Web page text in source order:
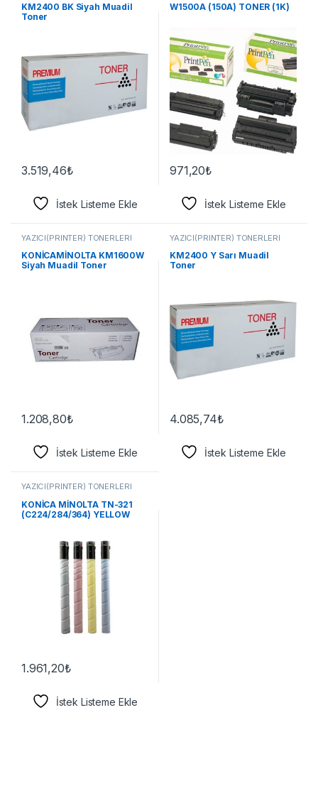
KM2400 BK Siyah Muadil
Toner
3.519,46₺
İstek Listeme Ekle
W1500A (150A) TONER (1K)
971,20₺
İstek Listeme Ekle
YAZICI(PRİNTER) TONERLERİ
KONİCAMİNOLTA KM1600W
Siyah Muadil Toner
1.208,80₺
İstek Listeme Ekle
YAZICI(PRİNTER) TONERLERİ
KM2400 Y Sarı Muadil
Toner
4.085,74₺
İstek Listeme Ekle
YAZICI(PRİNTER) TONERLERİ
KONİCA MİNOLTA TN-321
(C224/284/364) YELLOW
1.961,20₺
İstek Listeme Ekle